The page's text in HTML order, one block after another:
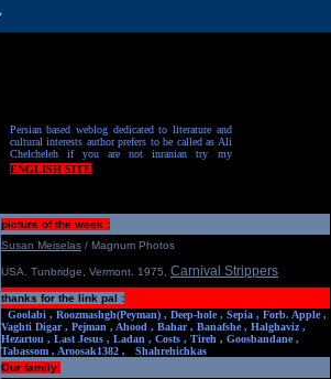
Persian based weblog dedicated to literature and
cultural interests author prefers to be called as Ali
Chelcheleh if you are not inranian try my
ENGLISH SITE
picture of the week :
Susan Meiselas / Magnum Photos
USA. Tunbridge, Vermont. 1975 Carnival Strippers
thanks for the link pal :
Goolabi , Roozmashgh(Peyman) , Deep-hole , Sepia , Forb. Apple ,
Vaghti Digar , Pejman , Ahood , Bahar , Banafshe , Halghaviz ,
Hezartou , Last Jesus , Ladan , Costs , Tireh , Goosbandane ,
Tabassom , Aroosak1382 ,
Shahrehichkas
Our family: